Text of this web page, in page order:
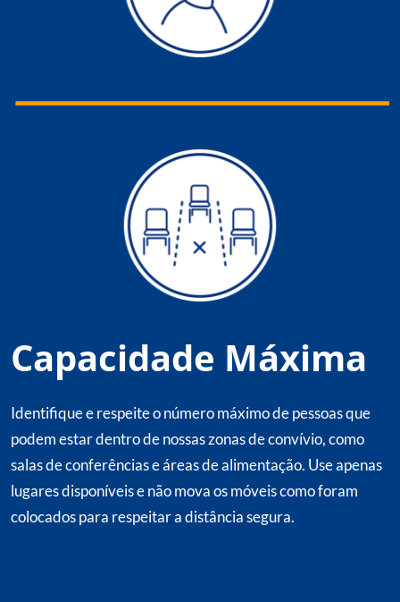
Capacidade Máxima
Identifique e respeite onúmeromáximo de pessoas que
podem estar dentro de nossas zonas de convívio, como
salas de conferências e áreas de alimentação. Use apenas
lugares disponíveis e não mova os móveis como foram
colocados para respeitar a distância segura.